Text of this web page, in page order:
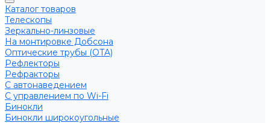
Каталог товаров
Телескопы
Зеркально-линзовые
На монтировке Добсона
Оптические трубы (OTA)
Рефлекторы
Рефракторы
С автонаведением
С управлением по Wi-Fi
Бинокли
Бинокли широкоугольные